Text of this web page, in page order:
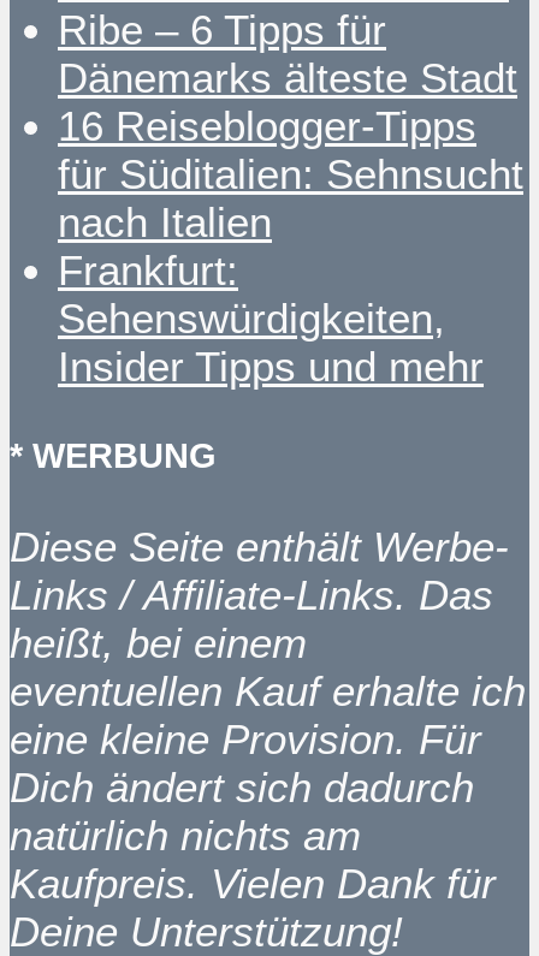
Ribe – 6 Tipps für
Dänemarks älteste Stadt
16 Reiseblogger-Tipps
für Süditalien: Sehnsucht
nach Italien
Frankfurt:
Sehenswürdigkeiten,
Insider Tipps und mehr
* WERBUNG
Diese Seite enthält Werbe-
Links / Affiliate-Links. Das
heißt, bei einem
eventuellen Kauf erhalte ich
eine kleine Provision. Für
Dich ändert sich dadurch
natürlich nichts am
Kaufpreis. Vielen Dank für
Deine Unterstützung!